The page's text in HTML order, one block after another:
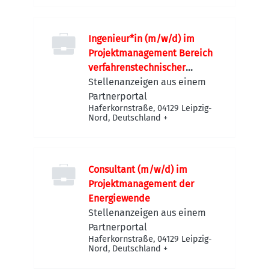
Ingenieur*in (m/w/d) im
Projektmanagement Bereich
verfahrenstechnischer
Anlagenbau
Stellenanzeigen aus einem
Partnerportal
Haferkornstraße, 04129 Leipzig-
Nord, Deutschland +
Consultant (m/w/d) im
Projektmanagement der
Energiewende
Stellenanzeigen aus einem
Partnerportal
Haferkornstraße, 04129 Leipzig-
Nord, Deutschland +